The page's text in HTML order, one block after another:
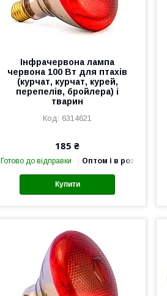
Інфрачервона лампа
червона 100 Вт для птахів
(курчат, курчат, курей,
перепелів, бройлера) і
тварин
6314621
185 ₴
Готово до відправки Оптом і в роздріб
Купити